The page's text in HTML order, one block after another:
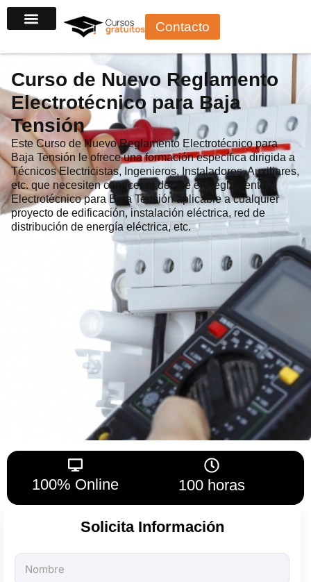
al
Contacto
Curso de Nuevo Reglamento
Electrotécnico para Baja
Tensión
Este Curso de Nuevo Reglamento Electrotécnico para
Baja Tensión le ofrece una formación específica dirigida a
Técnicos Electricistas, Ingenieros, Instaladores, Auxiliares,
etc. que necesiten conocer al detalle el Reglamento
Electrotécnico para Baja Tensión aplicable a cualquier
proyecto de edificación, instalación eléctrica, red de
distribución de energía eléctrica, etc.
100% Online 100 horas
Solicita Información
Todos
los